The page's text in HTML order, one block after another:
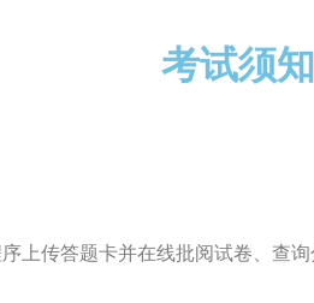
考试须知
传答题卡并在线批阅试卷、查